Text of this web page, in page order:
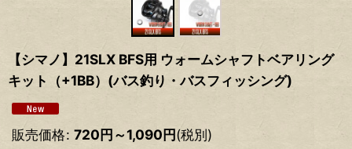
【シマノ】21SLX BFS用 ウォームシャフトベアリング
キット（+1BB）(バス釣り・バスフィッシング)
販売価格: 720円～1,090円(税別)